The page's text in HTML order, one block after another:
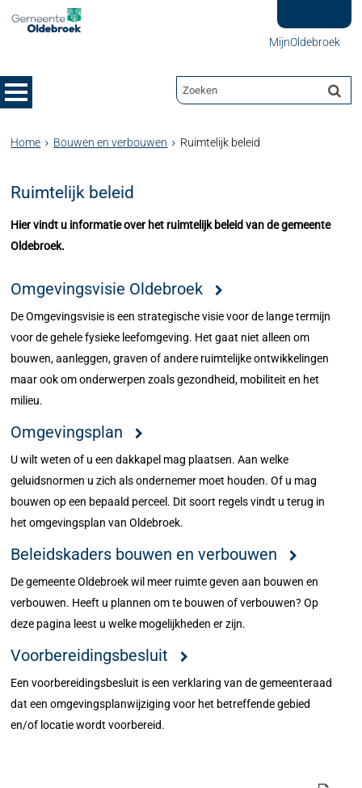
MijnOldebroek
Home Bouwen en verbouwen Ruimtelijk beleid
Ruimtelijk beleid
Hier vindt u informatie over het ruimtelijk beleid van de gemeente
Oldebroek.
Omgevingsvisie Oldebroek
De Omgevingsvisie is een strategische visie voor de lange termijn
voor de gehele fysieke leefomgeving. Het gaat niet alleen om
bouwen, aanleggen, graven of andere ruimtelijke ontwikkelingen
maar ook om onderwerpen zoals gezondheid, mobiliteit en het
milieu.
Omgevingsplan
U wilt weten of u een dakkapel mag plaatsen. Aan welke
geluidsnormen u zich als ondernemer moet houden. Of u mag
bouwen op een bepaald perceel. Dit soort regels vindt u terug in
het omgevingsplan van Oldebroek.
Beleidskaders bouwen en verbouwen
De gemeente Oldebroek wil meer ruimte geven aan bouwen en
verbouwen. Heeft u plannen om te bouwen of verbouwen? Op
deze pagina leest u welke mogelijkheden er zijn.
Voorbereidingsbesluit
Een voorbereidingsbesluit is een verklaring van de gemeenteraad
dat een omgevingsplanwijziging voor het betreffende gebied
en/of locatie wordt voorbereid.